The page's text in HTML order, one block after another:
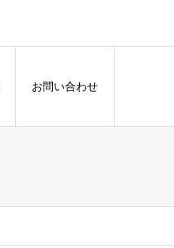
お問い合わせ